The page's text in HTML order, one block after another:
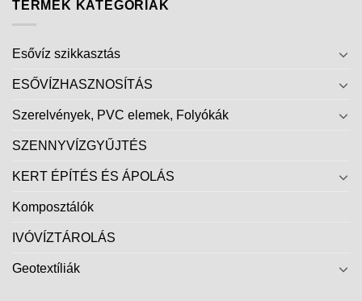
TERMÉK KATEGÓRIÁK
Esővíz szikkasztás
ESŐVÍZHASZNOSÍTÁS
Szerelvények, PVC elemek, Folyókák
SZENNYVÍZGYŰJTÉS
KERT ÉPÍTÉS ÉS ÁPOLÁS
Komposztálók
IVÓVÍZTÁROLÁS
Geotextíliák